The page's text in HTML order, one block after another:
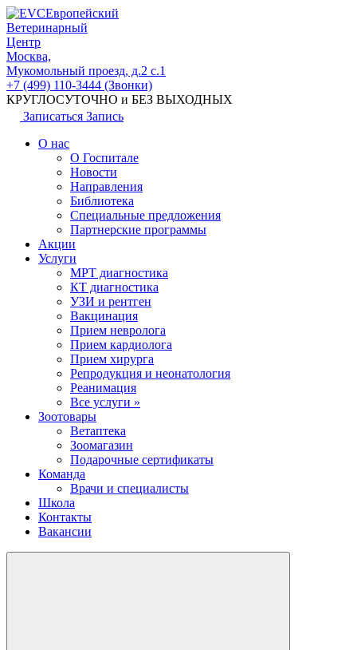
Европейский
Ветеринарный
Центр
Москва,
Мукомольный проезд, д.2 с.1
+7 (499) 110-3444 (Звонки)
КРУГЛОСУТОЧНО и БЕЗ ВЫХОДНЫХ
Записаться Запись
О нас
О Госпитале
Новости
Направления
Библиотека
Специальные предложения
Партнерские программы
Акции
Услуги
МРТ диагностика
КТ диагностика
УЗИ и рентген
Вакцинация
Прием невролога
Прием кардиолога
Прием хирурга
Репродукция и неонатология
Реанимация
Все услуги »
Зоотовары
Ветаптека
Зоомагазин
Подарочные сертификаты
Команда
Врачи и специалисты
Школа
Контакты
Вакансии